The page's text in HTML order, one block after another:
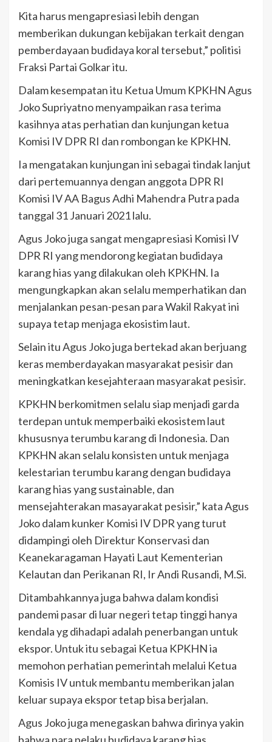
Kita harus mengapresiasi lebih dengan
memberikan dukungan kebijakan terkait dengan
pemberdayaan budidaya koral tersebut,” politisi
Fraksi Partai Golkar itu.
Dalam kesempatan itu Ketua Umum KPKHN Agus
Joko Supriyatno menyampaikan rasa terima
kasihnya atas perhatian dan kunjungan ketua
Komisi IV DPR RI dan rombongan ke KPKHN.
Ia mengatakan kunjungan ini sebagai tindak lanjut
dari pertemuannya dengan anggota DPR RI
Komisi IV AA Bagus Adhi Mahendra Putra pada
tanggal 31 Januari 2021 lalu.
Agus Joko juga sangat mengapresiasi Komisi IV
DPR RI yang mendorong kegiatan budidaya
karang hias yang dilakukan oleh KPKHN. Ia
mengungkapkan akan selalu memperhatikan dan
menjalankan pesan-pesan para Wakil Rakyat ini
supaya tetap menjaga ekosistim laut.
Selain itu Agus Joko juga bertekad akan berjuang
keras memberdayakan masyarakat pesisir dan
meningkatkan kesejahteraan masyarakat pesisir.
KPKHN berkomitmen selalu siap menjadi garda
terdepan untuk memperbaiki ekosistem laut
khususnya terumbu karang di Indonesia. Dan
KPKHN akan selalu konsisten untuk menjaga
kelestarian terumbu karang dengan budidaya
karang hias yang sustainable, dan
mensejahterakan masayarakat pesisir,” kata Agus
Joko dalam kunker Komisi IV DPR yang turut
didampingi oleh Direktur Konservasi dan
Keanekaragaman Hayati Laut Kementerian
Kelautan dan Perikanan RI, Ir Andi Rusandi, M.Si.
Ditambahkannya juga bahwa dalam kondisi
pandemi pasar di luar negeri tetap tinggi hanya
kendala yg dihadapi adalah penerbangan untuk
ekspor. Untuk itu sebagai Ketua KPKHN ia
memohon perhatian pemerintah melalui Ketua
Komisis IV untuk membantu memberikan jalan
keluar supaya ekspor tetap bisa berjalan.
Agus Joko juga menegaskan bahwa dirinya yakin